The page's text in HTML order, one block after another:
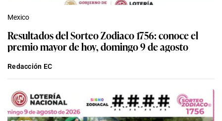
Mexico
Resultados del Sorteo Zodiaco 1756: conoce el
premio mayor de hoy, domingo 9 de agosto
Redacción EC